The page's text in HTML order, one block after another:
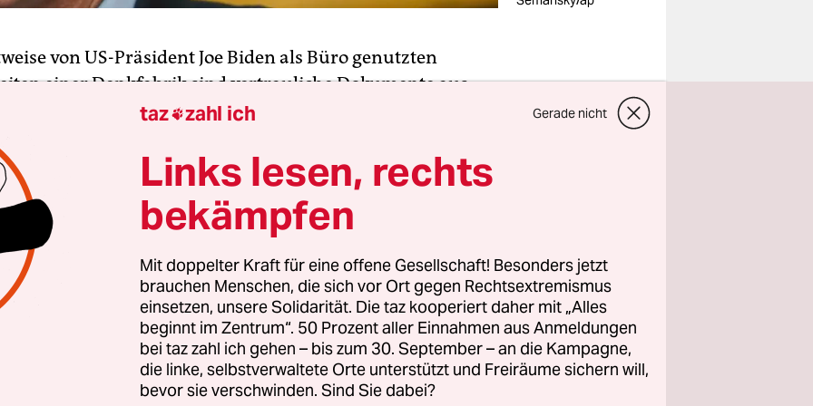
von US-Präsident Joe Biden als Büro genutzten
einer Denkfabrik sind vertrauliche Dokumente aus
als Vizepräsident unter Barack Obama gefunden worden.
hätten die Dokumente im vergangenen November
sie dem zuständigen Nationalarchiv übergeben, sagte
Richard Sauber am Montag (Ortszeit).
um eine „kleine Anzahl“ vertraulicher Dokumente,
Im vergangenen August hatten Ermittler bei einer
im privaten Anwesen von Bidens Vorgänger Donald
als 100 vertrauliche Regierungsdokumente
taz zahl ich Gerade nicht
Links lesen, rechts
bekämpfen
Mit doppelter Kraft für eine offene Gesellschaft! Besonders jetzt
brauchen Menschen, die sich vor Ort gegen Rechtsextremismus
einsetzen, unsere Solidarität. Die taz kooperiert daher mit „Alles
beginnt im Zentrum“. 50 Prozent aller Einnahmen aus Anmeldungen
bei taz zahl ich gehen – bis zum 30. September – an die Kampagne,
die linke, selbstverwaltete Orte unterstützt und Freiräume sichern will,
bevor sie verschwinden. Sind Sie dabei?